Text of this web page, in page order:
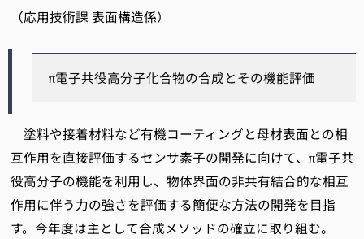
（応用技術課 表面構造係）
π電子共役高分子化合物の合成とその機能評価
塗料や接着材料など有機コーティングと母材表面との相
互作用を直接評価するセンサ素子の開発に向けて、π電子共
役高分子の機能を利用し、物体界面の非共有結合的な相互
作用に伴う力の強さを評価する簡便な方法の開発を目指
す。今年度は主として合成メソッドの確立に取り組む。